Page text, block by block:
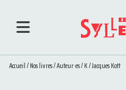
Accueil/Nos livres/Auteur·es/K/ Jacques Kott